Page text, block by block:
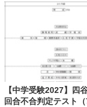
【中学受験2027】四
回合不合判定テスト（